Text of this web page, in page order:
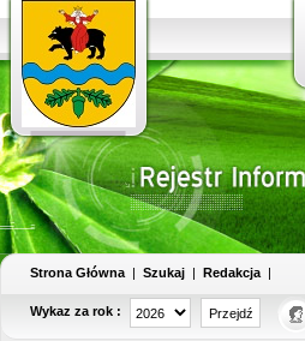
Strona Główna | Szukaj | Redakcja |
Wykaz za rok :